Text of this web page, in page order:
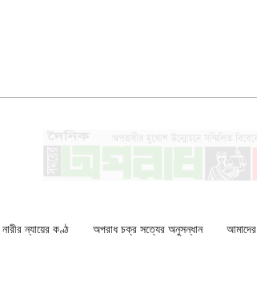
ন্যায়ের কণ্ঠ অপরাধ চক্র সত্যের অনুসন্ধান